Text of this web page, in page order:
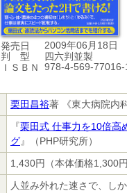
発売日
2009年06月18日
判 型
四六判並製
ＩＳＢＮ
978-4-569-77016-
栗田昌裕著 《東大病院内
『栗田式 仕事力を10倍高
グ』（PHP研究所）
1,430円（本体価格1,300円
人並み外れた速さで、し